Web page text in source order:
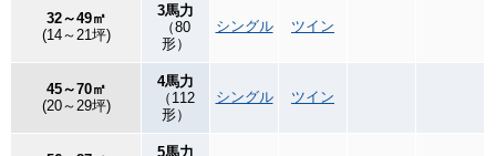
32～49㎡
(14～21坪)
3馬力
（80
形）
シングル ツイン
45～70㎡
(20～29坪)
4馬力
（112
形）
シングル ツイン
5馬力